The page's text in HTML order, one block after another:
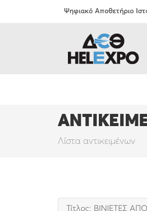
Ψηφιακό Αποθετήριο
Λίστα αντικειμένων
Τίτλος: ΒΙΝΙΕΤΕΣ